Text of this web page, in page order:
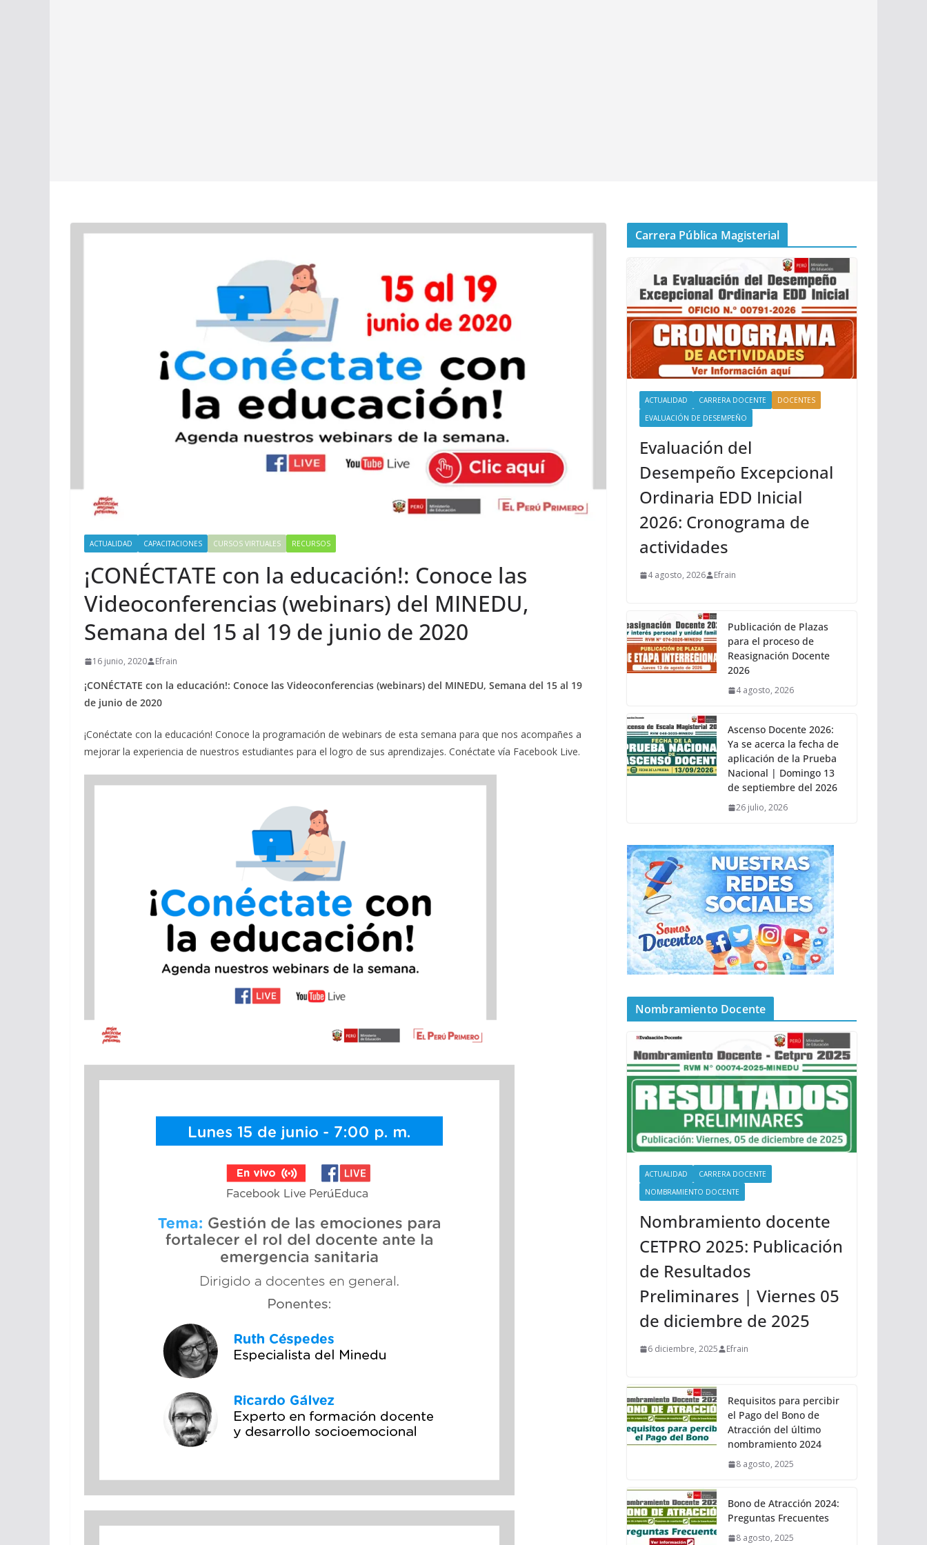
ACTUALIDAD CAPACITACIONES CURSOS VIRTUALES RECURSOS
¡CONÉCTATE con la educación!: Conoce las
Videoconferencias (webinars) del MINEDU,
Semana del 15 al 19 de junio de 2020
16 junio, 2020 Efrain
¡CONÉCTATE con la educación!: Conoce las Videoconferencias (webinars) del MINEDU, Semana del 15 al 19
de junio de 2020
¡Conéctate con la educación! Conoce la programación de webinars de esta semana para que nos acompañes a
mejorar la experiencia de nuestros estudiantes para el logro de sus aprendizajes. Conéctate vía Facebook Live.
Carrera Pública Magisterial
ACTUALIDAD CARRERA DOCENTE
DOCENTES
EVALUACIÓN DE DESEMPEÑO
Evaluación del
Desempeño Excepcional
Ordinaria EDD Inicial
2026: Cronograma de
actividades
4 agosto, 2026 Efrain
Publicación de Plazas
para el proceso de
Reasignación Docente
2026
4 agosto, 2026
Ascenso Docente 2026:
Ya se acerca la fecha de
aplicación de la Prueba
Nacional | Domingo 13
de septiembre del 2026
26 julio, 2026
Nombramiento Docente
ACTUALIDAD
CARRERA DOCENTE
NOMBRAMIENTO DOCENTE
Nombramiento docente
CETPRO 2025: Publicación
de Resultados
Preliminares | Viernes 05
de diciembre de 2025
6 diciembre, 2025 Efrain
Requisitos para percibir
el Pago del Bono de
Atracción del último
nombramiento 2024
8 agosto, 2025
Bono de Atracción 2024:
Preguntas Frecuentes
8 agosto, 2025